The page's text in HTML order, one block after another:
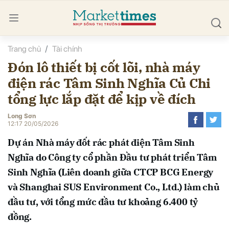
Trang chủ Tài chính
Đón lô thiết bị cốt lõi, nhà máy
điện rác Tâm Sinh Nghĩa Củ Chi
tổng lực lắp đặt để kịp về đích
Long Sơn
12:17 20/05/2026
Dự án Nhà máy đốt rác phát điện Tâm Sinh
Nghĩa do Công ty cổ phần Đầu tư phát triển Tâm
Sinh Nghĩa (Liên doanh giữa CTCP BCG Energy
và Shanghai SUS Environment Co., Ltd.) làm chủ
đầu tư, với tổng mức đầu tư khoảng 6.400 tỷ
đồng.
luận
Hủy